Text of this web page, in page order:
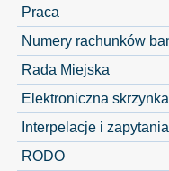
Praca
Numery rachunków
Rada Miejska
Elektroniczna
Interpelacje i zapytania
RODO